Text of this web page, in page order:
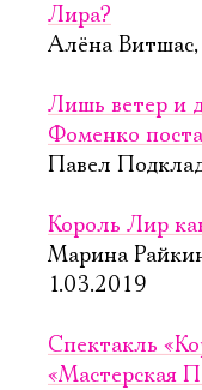
Лира?
Алёна Витшас,
Лишь ветер и
Фоменко
Павел
Король Лир
Марина
1.03.2019
Спектакль
«Мастерская